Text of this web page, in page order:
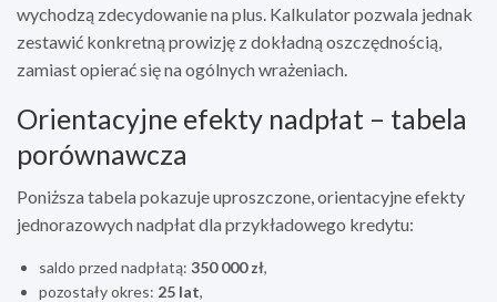
wychodzą zdecydowanie na plus. Kalkulator pozwala jednak
zestawić konkretną prowizję z dokładną oszczędnością,
zamiast opierać się na ogólnych wrażeniach.
Orientacyjne efekty nadpłat – tabela
porównawcza
Poniższa tabela pokazuje uproszczone, orientacyjne efekty
jednorazowych nadpłat dla przykładowego kredytu:
saldo przed nadpłatą: 350 000 zł,
pozostały okres: 25 lat,